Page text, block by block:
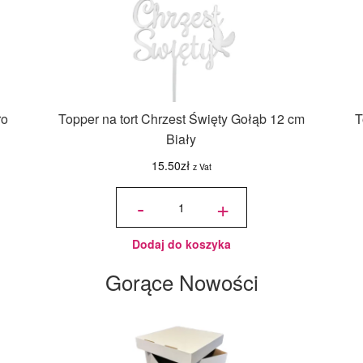
Topper na tort Chrzest Święty Gołąb 12 cm
Biały
15.50zł z Vat
-
ilość
Chrzest
Święty
12 cm
Biały
+
Dodaj do koszyka
Gorące Nowości